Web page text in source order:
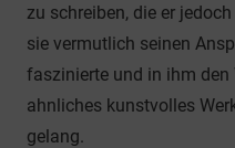
zu schreiben, die er
sie vermutlich seinen
faszinierte und in ihm den
ahnliches kunstvolles
gelang.